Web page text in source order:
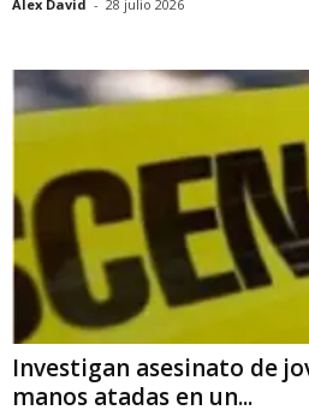
Alex David - 28 julio 2026
Investigan asesinato de
manos atadas en un...